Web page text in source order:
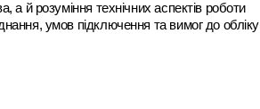
й розуміння технічних аспектів роботи
умов підключення та вимог до обліку